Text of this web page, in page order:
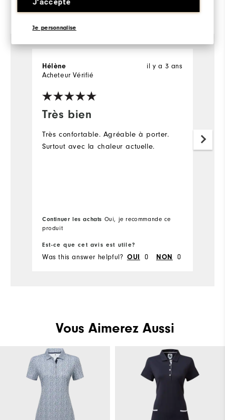
J'accepte
Je personnalise
Commenté par 4 clients
Très bien
il y a 3 ans
Hélène
Acheteur Vérifié
Très confortable. Agréable à porter.
Surtout avec la chaleur actuelle.
Continuer les achats Oui, je recommande ce
produit
Est-ce que cet avis est utile?
Was this answer helpful? OUI 0 NON 0
Vous Aimerez Aussi